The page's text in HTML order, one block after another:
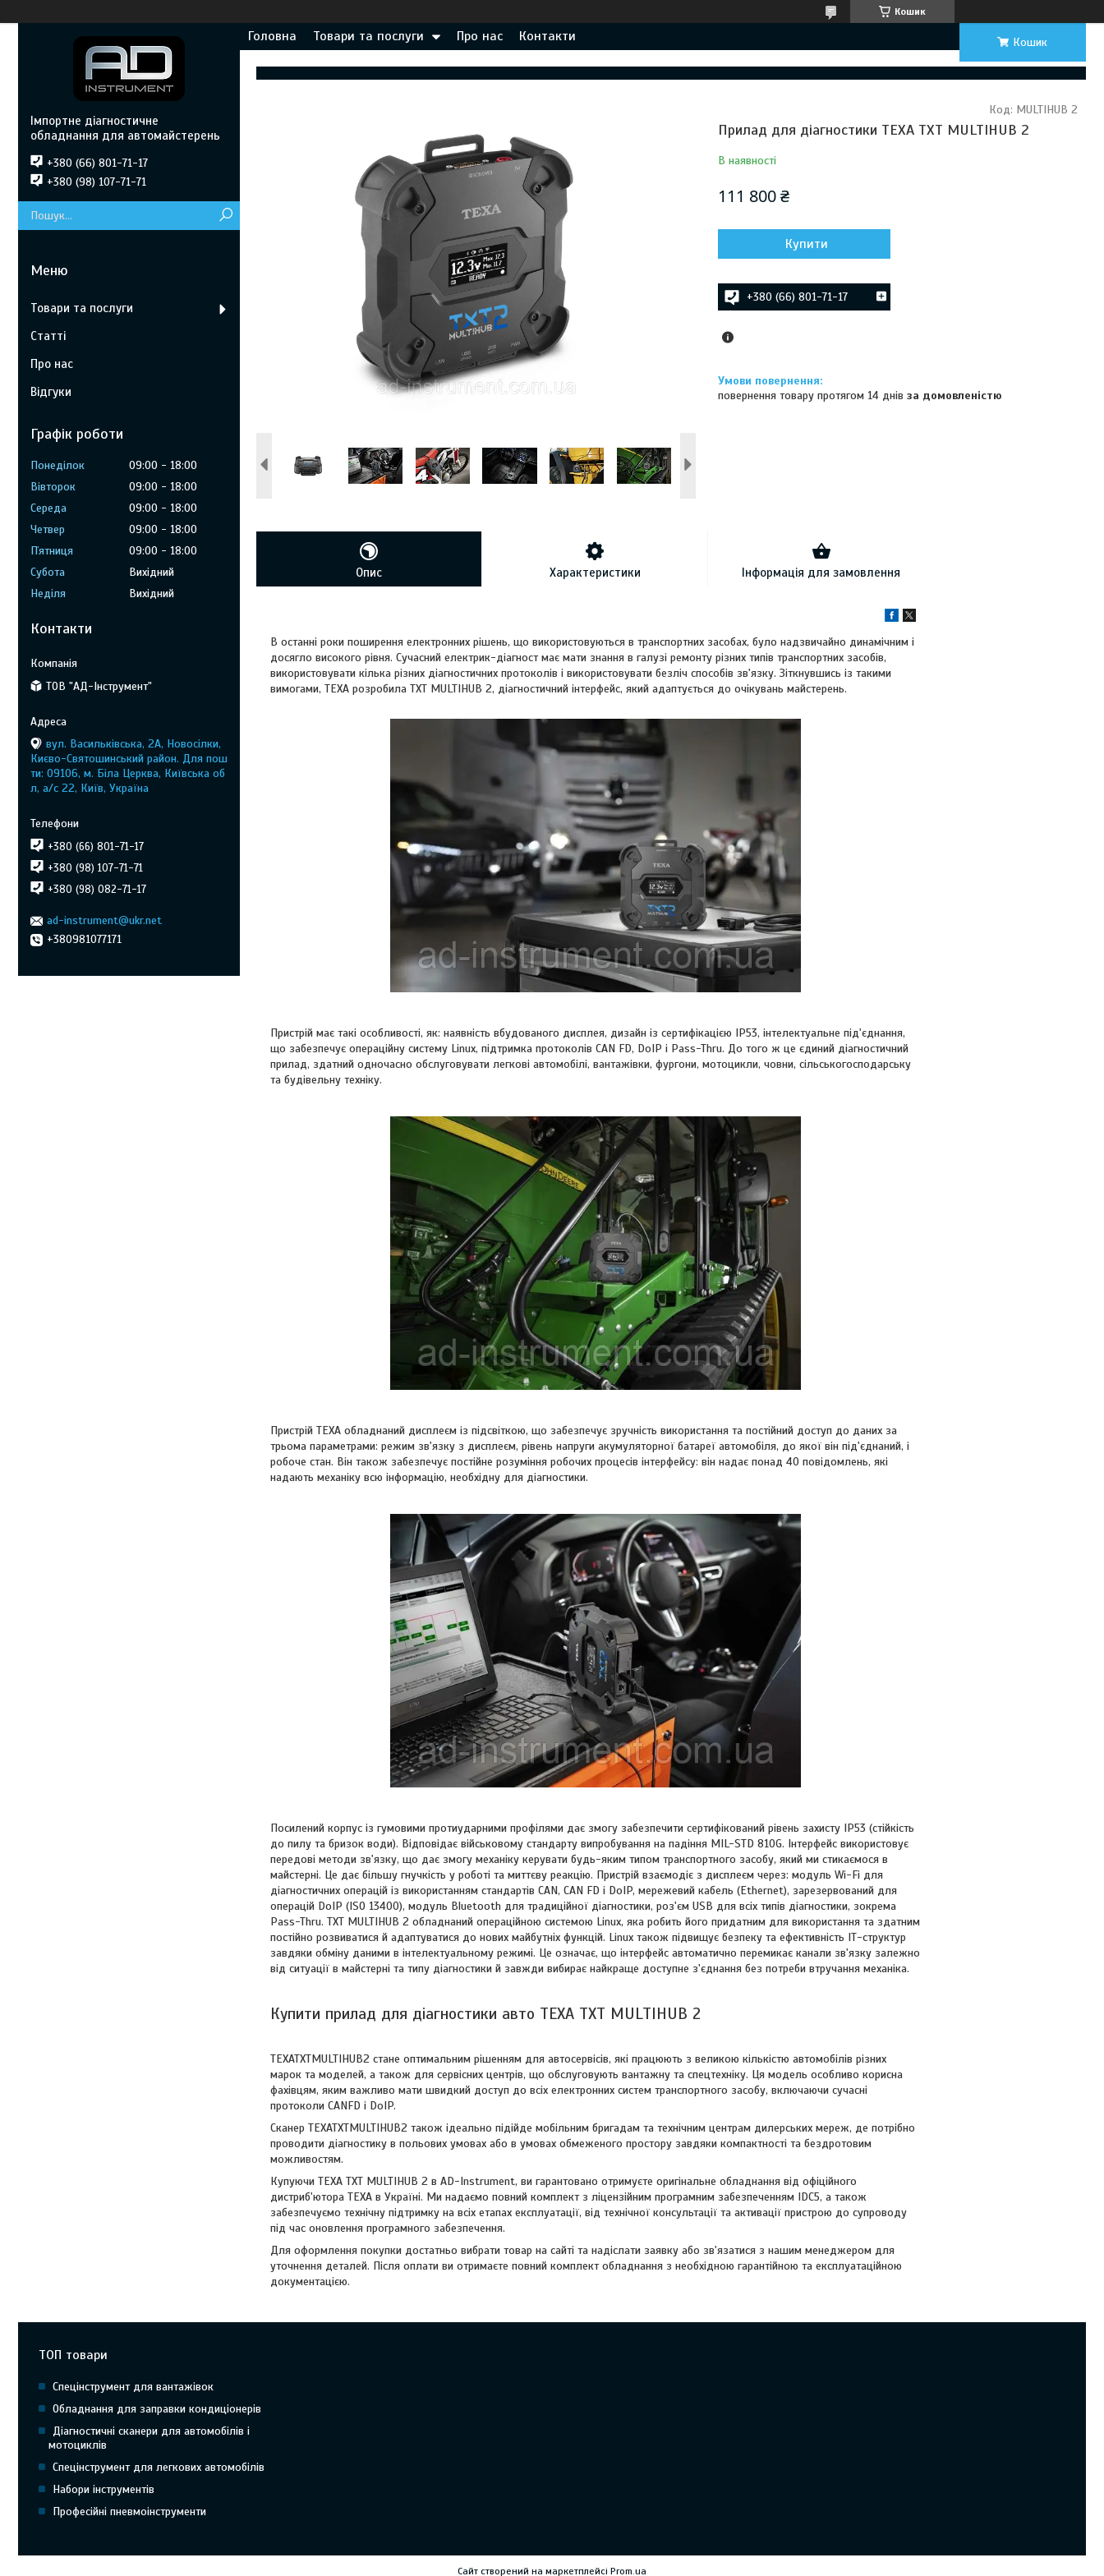
Кошик
Головна Товари та послуги Про нас Контакти Кошик
Прилад для діагностики TEXA TXT MULTIHUB 2
В наявності
Код: MULTIHUB 2
111 800 ₴
Купити
+380 (66) 801-71-17
повернення товару протягом 14 днівза домовленістю
Опис Характеристики Інформація для замовлення
В останні роки поширення електронних рішень, що використовуються в транспортних засобах, було надзвичайно динамічним і
досягло високого рівня. Сучасний електрик-діагност має мати знання в галузі ремонту різних типів транспортних засобів,
використовувати кілька різних діагностичних протоколів і використовувати безліч способів зв'язку. Зіткнувшись із такими
вимогами, TEXA розробила TXT MULTIHUB 2, діагностичний інтерфейс, який адаптується до очікувань майстерень.
Пристрій має такі особливості, як: наявність вбудованого дисплея, дизайн із сертифікацією IP53, інтелектуальне під'єднання,
що забезпечує операційну систему Linux, підтримка протоколів CAN FD, DoIP і Pass-Thru. До того ж це єдиний діагностичний
прилад, здатний одночасно обслуговувати легкові автомобілі, вантажівки, фургони, мотоцикли, човни, сільськогосподарську
та будівельну техніку.
Пристрій TEXA обладнаний дисплеєм із підсвіткою, що забезпечує зручність використання та постійний доступ до даних за
трьома параметрами: режим зв'язку з дисплеєм, рівень напруги акумуляторної батареї автомобіля, до якої він під'єднаний, і
робоче стан. Він також забезпечує постійне розуміння робочих процесів інтерфейсу: він надає понад 40 повідомлень, які
надають механіку всю інформацію, необхідну для діагностики.
Посилений корпус із гумовими протиударними профілями дає змогу забезпечити сертифікований рівень захисту IP53 (стійкість
до пилу та бризок води). Відповідає військовому стандарту випробування на падіння MIL-STD 810G. Інтерфейс використовує
передові методи зв'язку, що дає змогу механіку керувати будь-яким типом транспортного засобу, який ми стикаємося в
майстерні. Це дає більшу гнучкість у роботі та миттєву реакцію. Пристрій взаємодіє з дисплеєм через: модуль Wi-Fi для
діагностичних операцій із використанням стандартів CAN, CAN FD і DoIP, мережевий кабель (Ethernet), зарезервований для
операцій DoIP (ISO 13400), модуль Bluetooth для традиційної діагностики, роз'єм USB для всіх типів діагностики, зокрема
Pass-Thru. TXT MULTIHUB 2 обладнаний операційною системою Linux, яка робить його придатним для використання та здатним
постійно розвиватися й адаптуватися до нових майбутніх функцій. Linux також підвищує безпеку та ефективність ІТ-структур
завдяки обміну даними в інтелектуальному режимі. Це означає, що інтерфейс автоматично перемикає канали зв'язку залежно
від ситуації в майстерні та типу діагностики й завжди вибирає найкраще доступне з'єднання без потреби втручання механіка.
Купити прилад для діагностики авто TEXA TXT MULTIHUB 2
TEXATXTMULTIHUB2 стане оптимальним рішенням для автосервісів, які працюють з великою кількістю автомобілів різних
марок та моделей, а також для сервісних центрів, що обслуговують вантажну та спецтехніку. Ця модель особливо корисна
фахівцям, яким важливо мати швидкий доступ до всіх електронних систем транспортного засобу, включаючи сучасні
протоколи CANFD і DoIP.
Сканер TEXATXTMULTIHUB2 також ідеально підійде мобільним бригадам та технічним центрам дилерських мереж, де потрібно
проводити діагностику в польових умовах або в умовах обмеженого простору завдяки компактності та бездротовим
можливостям.
Купуючи TEXA TXT MULTIHUB 2 в AD-Instrument, ви гарантовано отримуєте оригінальне обладнання від офіційного
дистриб'ютора TEXA в Україні. Ми надаємо повний комплект з ліцензійним програмним забезпеченням IDC5, а також
забезпечуємо технічну підтримку на всіх етапах експлуатації, від технічної консультації та активації пристрою до супроводу
під час оновлення програмного забезпечення.
Для оформлення покупки достатньо вибрати товар на сайті та надіслати заявку або зв'язатися з нашим менеджером для
уточнення деталей. Після оплати ви отримаєте повний комплект обладнання з необхідною гарантійною та експлуатаційною
документацією.
Імпортне діагностичне
обладнання для автомайстерень
+380 (66) 801-71-17
+380 (98) 107-71-71
Товари та послуги
Статті
Про нас
Відгуки
Графік роботи
Понеділок 09:00
18:00
Вівторок
09:00
18:00
Середа
09:00
18:00
Четвер
09:00
18:00
Пʼятниця
09:00
18:00
Субота
Вихідний
Неділя
Вихідний
Контакти
ТОВ "АД-Інструмент"
вул. Васильківська, 2А, Новосілки,
Києво-Святошинський район. Для пош
ти: 09106, м. Біла Церква, Київська об
л, а/с 22, Київ, Україна
+380 (66) 801-71-17
+380 (98) 107-71-71
+380 (98) 082-71-17
ad-instrument@ukr.net
+380981077171
ТОП товари
Спецінструмент для вантажівок
Обладнання для заправки кондиціонерів
Діагностичні сканери для автомобілів і
мотоциклів
Спецінструмент для легкових автомобілів
Набори інструментів
Професійні пневмоінструменти
Сайт створений на маркетплейсі Prom.ua